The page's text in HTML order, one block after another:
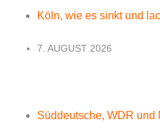
Köln, wie es sinkt und
7. AUGUST 2026
Süddeutsche, WDR und